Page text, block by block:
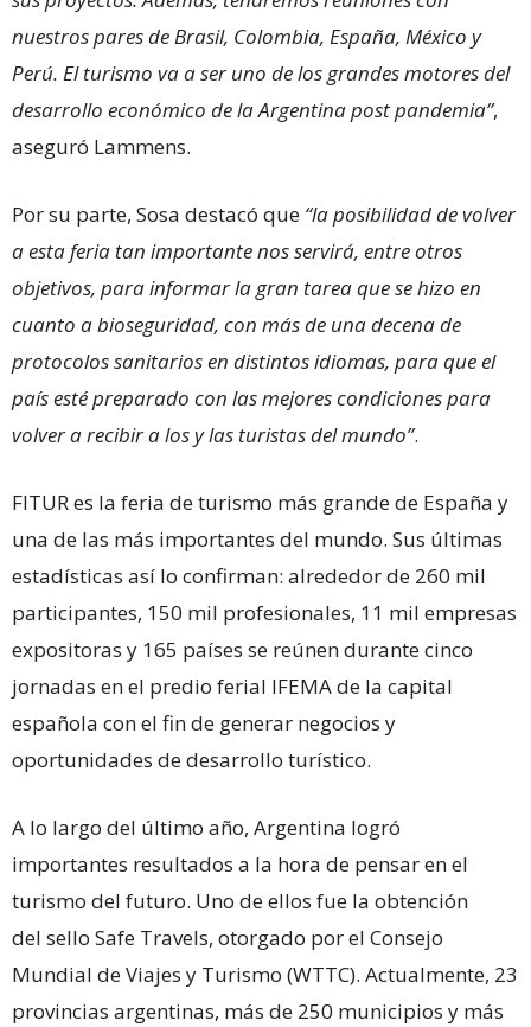
nuestros pares de Brasil, Colombia, España, México y
Perú. El turismo va a ser uno de los grandes motores del
desarrollo económico de la Argentina post pandemia”,
aseguró Lammens.
Por su parte, Sosa destacó que “la posibilidad de volver
a esta feria tan importante nos servirá, entre otros
objetivos, para informar la gran tarea que se hizo en
cuanto a bioseguridad, con más de una decena de
protocolos sanitarios en distintos idiomas, para que el
país esté preparado con las mejores condiciones para
volver a recibir a los y las turistas del mundo”.
FITUR es la feria de turismo más grande de España y
una de las más importantes del mundo. Sus últimas
estadísticas así lo confirman: alrededor de 260 mil
participantes, 150 mil profesionales, 11 mil empresas
expositoras y 165 países se reúnen durante cinco
jornadas en el predio ferial IFEMA de la capital
española con el fin de generar negocios y
oportunidades de desarrollo turístico.
A lo largo del último año, Argentina logró
importantes resultados a la hora de pensar en el
turismo del futuro. Uno de ellos fue la obtención
del sello Safe Travels, otorgado por el Consejo
Mundial de Viajes y Turismo (WTTC). Actualmente, 23
provincias argentinas, más de 250 municipios y más